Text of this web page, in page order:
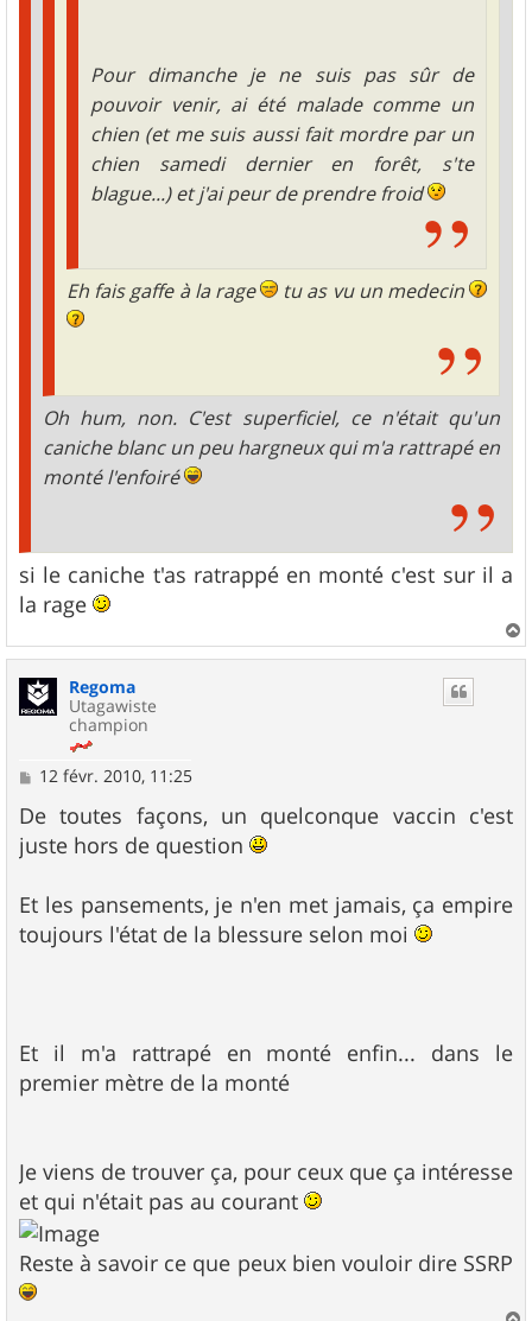
Pour dimanche je ne suis pas sûr de
pouvoir venir, ai été malade comme un
chien (et me suis aussi fait mordre par un
chien samedi dernier en forêt, s'te
blague...) et j'ai peur de prendre froid
Eh fais gaffe à la rage tu as vu un medecin
Oh hum, non. C'est superficiel, ce n'était qu'un
caniche blanc un peu hargneux qui m'a rattrapé en
monté l'enfoiré
si le caniche t'as ratrappé en monté c'est sur il a
la rage
a
Regoma
Utagawiste
champion
M
s
s
a
12 févr. 2010, 11:25
De toutes façons, un quelconque vaccin c'est
juste hors de question
Et les pansements, je n'en met jamais, ça empire
toujours l'état de la blessure selon moi
Et il m'a rattrapé en monté enfin... dans le
premier mètre de la monté
Je viens de trouver ça, pour ceux que ça intéresse
et qui n'était pas au courant
Reste à savoir ce que peux bien vouloir dire SSRP